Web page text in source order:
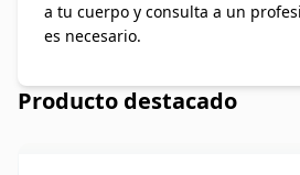
a tu cuerpo y consulta a un
es necesario.
Producto destacado